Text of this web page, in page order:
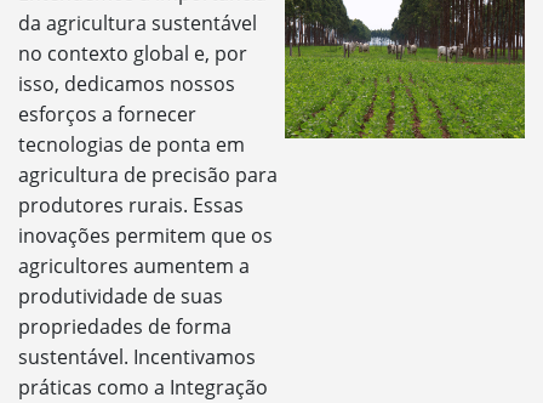
da agricultura sustentável
no contexto global e, por
isso, dedicamos nossos
esforços a fornecer
tecnologias de ponta em
agricultura de precisão para
produtores rurais. Essas
inovações permitem que os
agricultores aumentem a
produtividade de suas
propriedades de forma
sustentável. Incentivamos
práticas como a Integração